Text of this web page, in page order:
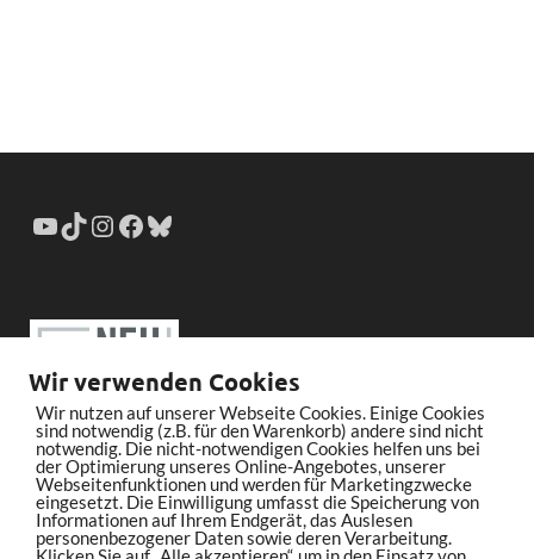
Wir verwenden Cookies
Wir nutzen auf unserer Webseite Cookies. Einige Cookies
sind notwendig (z.B. für den Warenkorb) andere sind nicht
notwendig. Die nicht-notwendigen Cookies helfen uns bei
der Optimierung unseres Online-Angebotes, unserer
Webseitenfunktionen und werden für Marketingzwecke
eingesetzt. Die Einwilligung umfasst die Speicherung von
Informationen auf Ihrem Endgerät, das Auslesen
personenbezogener Daten sowie deren Verarbeitung.